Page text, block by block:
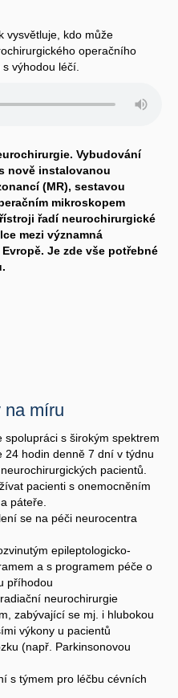
vysvětluje, kdo může
operačního
výhodou léčí.
Vybudování
nově instalovanou
(MR), sestavou
mikroskopem
řadí neurochirurgické
mezi významná
Je zde vše potřebné
na míru
s širokým spektrem
hodin denně 7 dní v týdnu
pacientů.
pacienti s onemocněním
páteře.
se na péči neurocentra
epileptologicko-
a s programem péče o
příhodou
neurochirurgie
zabývající se mj. i hlubokou
výkony u pacientů
(např. Parkinsonovou
s týmem pro léčbu cévních